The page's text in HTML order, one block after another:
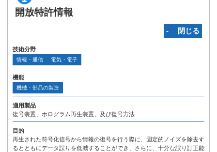
開放特許情報
‐ 閉じる
技術分野
情報・通信 電気・電子
機能
機械・部品の製造
適用製品
復号装置、ホログラム再生装置、及び復号方法
目的
再生された符号化信号から情報の復号を行う際に、固定的ノイズを除去す
るとともにデータ誤りを低減することができ、さらに、十分な誤り訂正能